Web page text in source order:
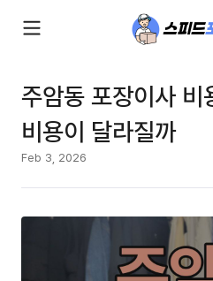
주암동 포장이사 비
비용이 달라질까
Feb 3, 2026